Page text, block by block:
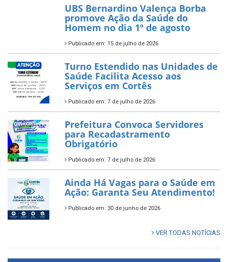
UBS Bernardino Valença Borba
promove Ação da Saúde do
Homem no dia 1º de agosto
Publicado em: 15 de julho de 2026
Turno Estendido nas Unidades de
Saúde Facilita Acesso aos
Serviços em Cortês
Publicado em: 7 de julho de 2026
Prefeitura Convoca Servidores
para Recadastramento
Obrigatório
Publicado em: 7 de julho de 2026
Ainda Há Vagas para o Saúde em
Ação: Garanta Seu Atendimento!
Publicado em: 30 de junho de 2026
VER TODAS NOTÍCIAS